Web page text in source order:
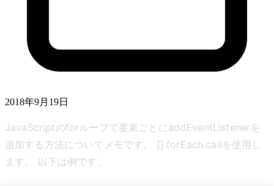
2018年9月19日
JavaScriptのforループで要素ごとにaddEventListenerを
追加する方法についてメモです。 [].forEach.callを使用し
ます。 以下は例です。